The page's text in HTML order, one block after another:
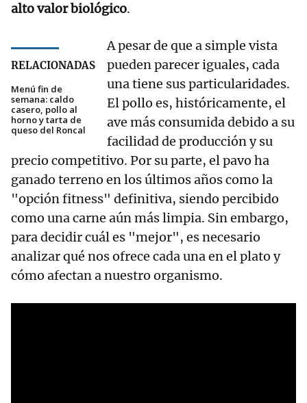
alto valor biológico.
RELACIONADAS
Menú fin de
semana: caldo
casero, pollo al
horno y tarta de
queso del Roncal
A pesar de que a simple vista
pueden parecer iguales, cada
una tiene sus particularidades.
El pollo es, históricamente, el
ave más consumida debido a su
facilidad de producción y su
precio competitivo. Por su parte, el pavo ha
ganado terreno en los últimos años como la
"opción fitness" definitiva, siendo percibido
como una carne aún más limpia. Sin embargo,
para decidir cuál es "mejor", es necesario
analizar qué nos ofrece cada una en el plato y
cómo afectan a nuestro organismo.